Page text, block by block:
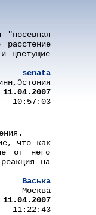
"посевная
цветущие
senata
11.04.2007
10:57:03
что как
от него
на
Васька
Москва
11.04.2007
11:22:43